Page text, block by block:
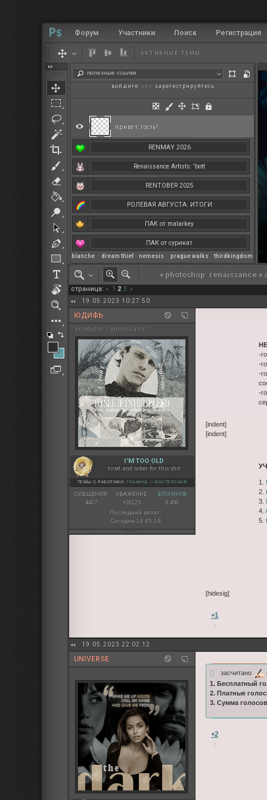
RENMAY 2026
Renaissance Artists: 'bott
RENTOBER 2025
РОЛЕВАЯ АВГУСТА: ИТОГИ
ПАК от malarkey
ПАК от сурикат
РЕНМАЙ
РОЛЕВАЯ МАРТА: ИТОГИ
полезные ссылки
blanche – dream thief– nemesis – prague walks– thirdkingdom
Форум Участники Поиск Регистрация
АКТИВНЫЕ ТЕМЫ
привет, гость!
войдите или зарегистрируйтесь
» photoshop: renaissance »
страница: « 1 2 3 »
19.05.2023 10:27:50
ЮДИФЬ
animator / annihilator
I'M TOO OLD
tired and sober for this shit
ТЕМЫ С РАБОТАМИ:ГРАФИКА ◇МАСТЕРСКАЯ
СООБЩЕНИЙ:
4427
УВАЖЕНИЕ:
+26225
ФЛОРИНОВ:
6 450
Последний визит:
Сегодня 14:45:19
-
-
-
-
[indent]
[indent]
1.
2.
3.
4.
5.
[hidesig]
+1
19.05.2023 22:02:12
UNIVERSE
засчитано
1. Бесплатный
2. Платные
3. Сумма
+2